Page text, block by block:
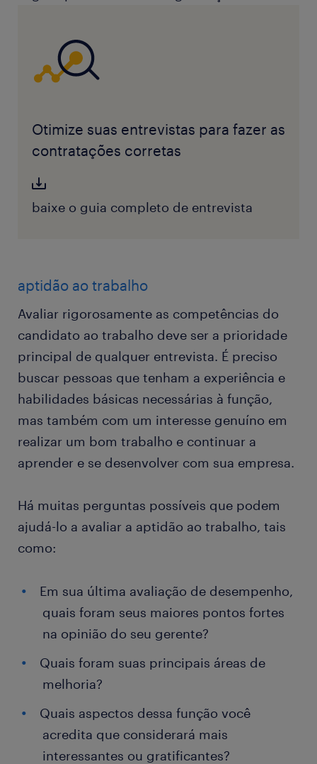
Otimize suas entrevistas para fazer as
contratações corretas
baixe o guia completo de entrevista
aptidão ao trabalho
Avaliar rigorosamente as competências do
candidato ao trabalho deve ser a prioridade
principal de qualquer entrevista. É preciso
buscar pessoas que tenham a experiência e
habilidades básicas necessárias à função,
mas também com um interesse genuíno em
realizar um bom trabalho e continuar a
aprender e se desenvolver com sua empresa.
Há muitas perguntas possíveis que podem
ajudá-lo a avaliar a aptidão ao trabalho, tais
como:
Em sua última avaliação de desempenho,
quais foram seus maiores pontos fortes
na opinião do seu gerente?
Quais foram suas principais áreas de
melhoria?
Quais aspectos dessa função você
acredita que considerará mais
interessantes ou gratificantes?